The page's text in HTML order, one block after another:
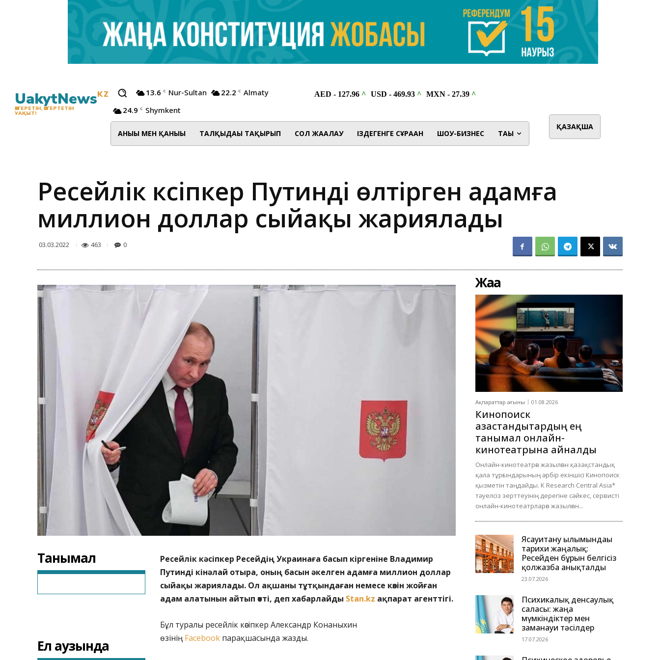
UakytNewsKZ
ӨЗГЕРЕТІН, ӨЗГЕРТЕТІН
УАҚЫТ!
13.6 C Nur-Sultan 22.2 C Almaty
24.9 C Shymkent
АНЫҒЫ МЕН ҚАНЫҒЫ ТАЛҚЫДАҒЫ ТАҚЫРЫП СОЛ ЖАҒАЛАУ ІЗДЕГЕНГЕ СҰРАҒАН ШОУ-БИЗНЕС ТАҒЫ
ҚАЗАҚША
Ресейлік кәсіпкер Путинді өлтірген адамға
миллион доллар сыйақы жариялады
03.03.2022 463 0
Танымал
Ел аузында
Ресейлік кәсіпкер Ресейдің Украинаға басып кіргеніне Владимир
Путинді кінәлай отыра, оның басын әкелген адамға миллион доллар
сыйақы жариялады. Ол ақшаны тұтқындаған немесе көзін жойған
адам алатынын айтып өтті, деп хабарлайды Stan.kz ақпарат агенттігі.
Бұл туралы ресейлік кәсіпкер Александр Конаныхин
өзінің Facebook парақшасында жазды.
Жаңа
Ақпараттар ағыны 01.08.2026
Кинопоиск
қазақстандықтардың ең
танымал онлайн-
кинотеатрына айналды
Онлайн-кинотеатрға жазылған қазақстандық
қала тұрғындарының әрбір екіншісі Кинопоиск
қызметін таңдайды. K Research Central Asia*
тәуелсіз зерттеуінің дерегіне сәйкес, сервисті
онлайн-кинотеатрларға жазылған...
Ясауитану ғылымындағы
тарихи жаңалық:
Ресейден бұрын белгісіз
қолжазба анықталды
23.07.2026
Психикалық денсаулық
саласы: жаңа
мүмкіндіктер мен
заманауи тәсілдер
17.07.2026